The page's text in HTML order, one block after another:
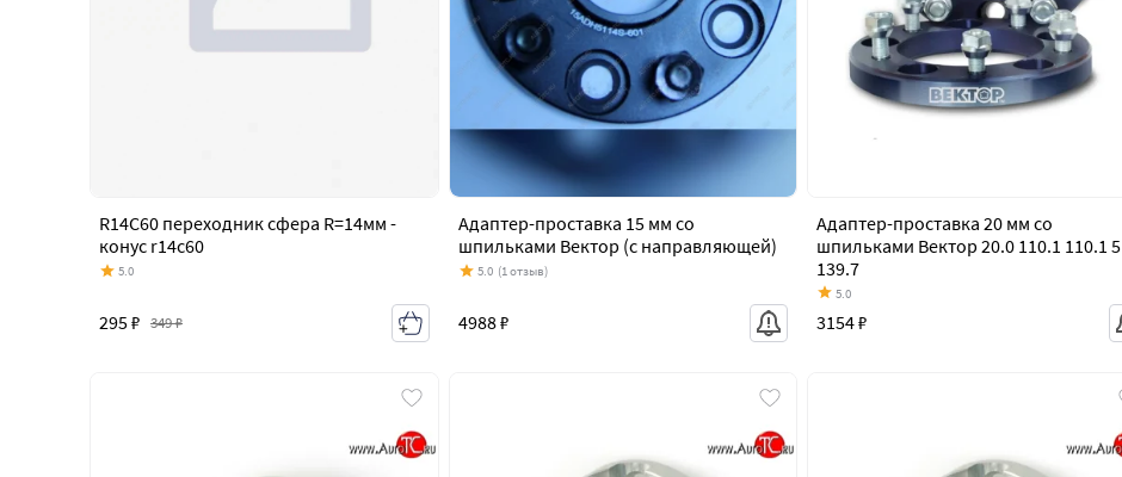
R14C60 переходник сфера R=14мм -
конус r14c60
5.0
295 ₽ 349 ₽
Адаптер-проставка 15 мм со
шпильками Вектор (с направляющей)
5.0 (1 отзыв)
4988 ₽
Адаптер-проставка 20 мм со
шпильками Вектор 20.0 110.1 110.1 5
139.7
5.0
3154 ₽